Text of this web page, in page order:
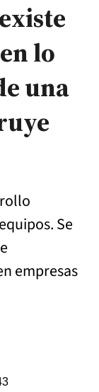
lo
una
Se
empresas